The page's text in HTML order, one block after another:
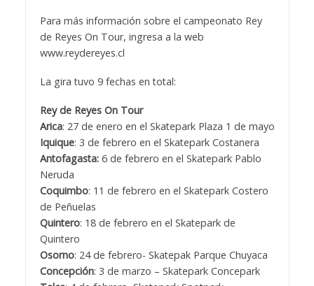
Para más información sobre el campeonato Rey
de Reyes On Tour, ingresa a la web
www.reydereyes.cl
La gira tuvo 9 fechas en total:
Rey de Reyes On Tour
Arica: 27 de enero en el Skatepark Plaza 1 de mayo
Iquique: 3 de febrero en el Skatepark Costanera
Antofagasta:6 de febrero en el Skatepark Pablo
Neruda
Coquimbo: 11 de febrero en el Skatepark Costero
de Peñuelas
Quintero: 18 de febrero en el Skatepark de
Quintero
Osorno: 24 de febrero- Skatepak Parque Chuyaca
Concepción: 3 de marzo – Skatepark Concepark